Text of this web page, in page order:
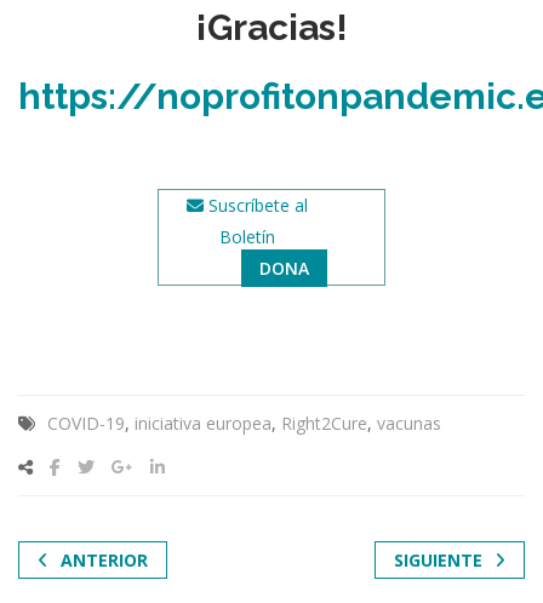
¡Gracias!
https://
Suscríbete al
Boletín
DONA
COVID-19, iniciativa europea, Right2Cure, vacunas
ANTERIOR SIGUIENTE